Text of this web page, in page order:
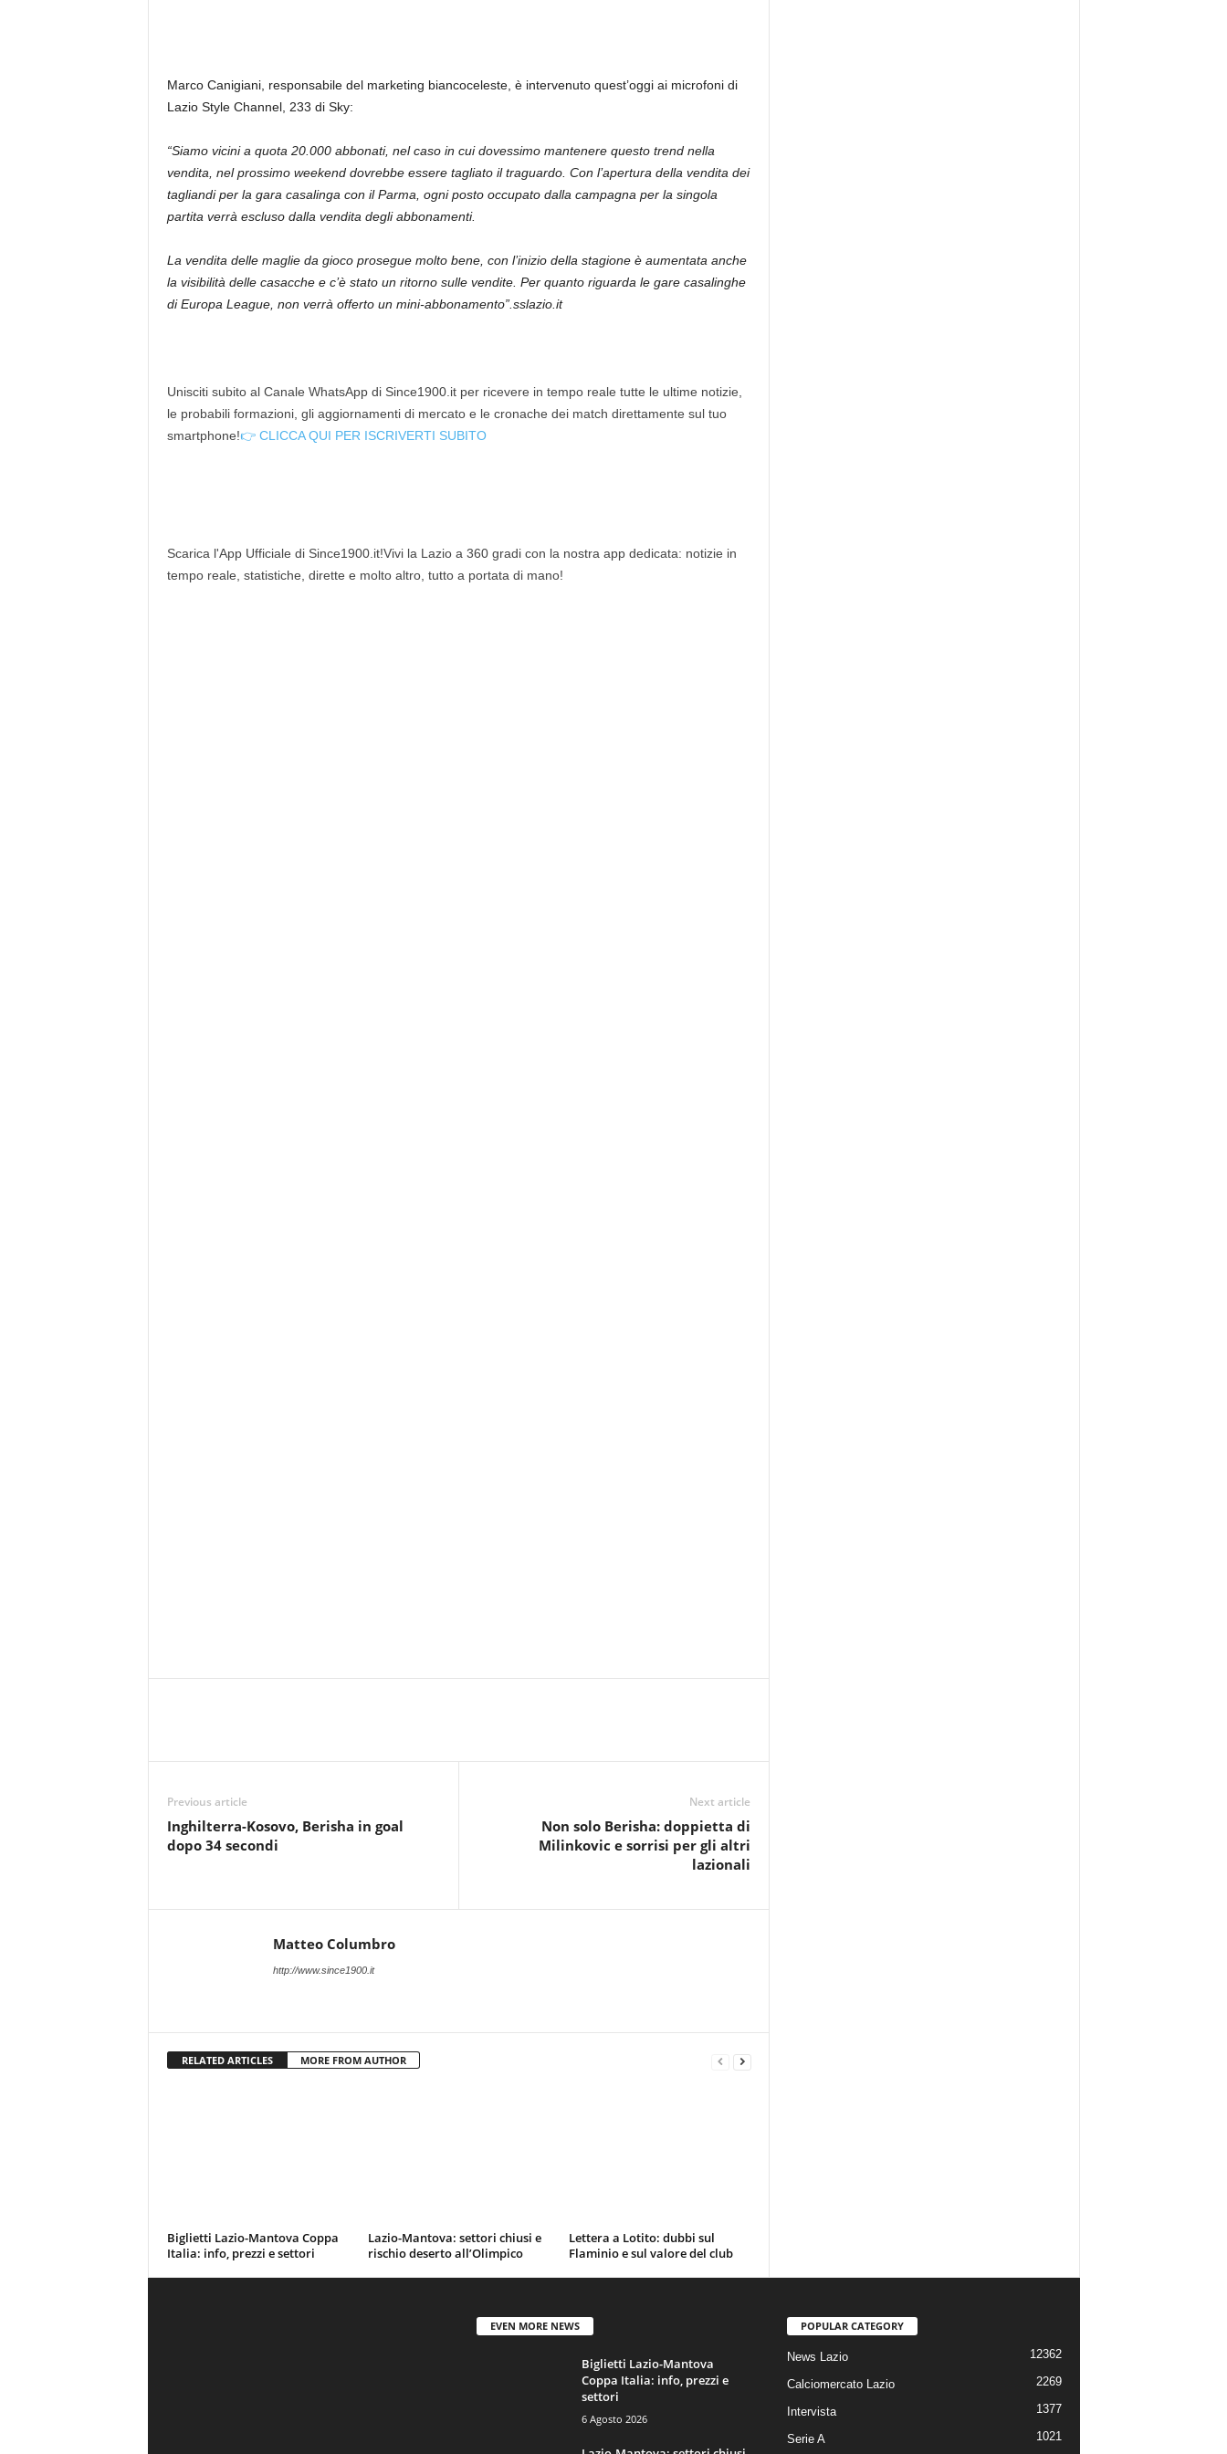
Marco Canigiani, responsabile del marketing biancoceleste, è intervenuto quest’oggi ai microfoni di
Lazio Style Channel, 233 di Sky:
“Siamo vicini a quota 20.000 abbonati, nel caso in cui dovessimo mantenere questo trend nella
vendita, nel prossimo weekend dovrebbe essere tagliato il traguardo. Con l’apertura della vendita dei
tagliandi per la gara casalinga con il Parma, ogni posto occupato dalla campagna per la singola
partita verrà escluso dalla vendita degli abbonamenti.
La vendita delle maglie da gioco prosegue molto bene, con l’inizio della stagione è aumentata anche
la visibilità delle casacche e c’è stato un ritorno sulle vendite. Per quanto riguarda le gare casalinghe
di Europa League, non verrà offerto un mini-abbonamento”.sslazio.it
Unisciti subito al Canale WhatsApp di Since1900.it per ricevere in tempo reale tutte le ultime notizie,
le probabili formazioni, gli aggiornamenti di mercato e le cronache dei match direttamente sul tuo
smartphone!👉 CLICCA QUI PER ISCRIVERTI SUBITO
Scarica l'App Ufficiale di Since1900.it!Vivi la Lazio a 360 gradi con la nostra app dedicata: notizie in
tempo reale, statistiche, dirette e molto altro, tutto a portata di mano!
Previous article
Inghilterra-Kosovo, Berisha in goal
dopo 34 secondi
Next article
Non solo Berisha: doppietta di
Milinkovic e sorrisi per gli altri
lazionali
Matteo Columbro
http://www.since1900.it
RELATED ARTICLES MORE FROM AUTHOR
Biglietti Lazio-Mantova Coppa
Italia: info, prezzi e settori
Lazio-Mantova: settori chiusi e
rischio deserto all’Olimpico
Lettera a Lotito: dubbi sul
Flaminio e sul valore del club
EVEN MORE NEWS
Biglietti Lazio-Mantova
Coppa Italia: info, prezzi e
settori
6 Agosto 2026
POPULAR CATEGORY
News Lazio 12362
Calciomercato Lazio 2269
Intervista 1377
Serie A 1021